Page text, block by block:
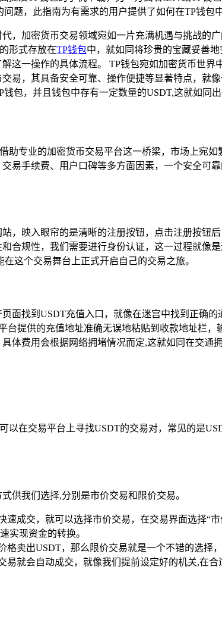
题，此指南为有需求的用户提供了如何在TP钱
，加密货币交易领域宛如一片充满机遇与挑战的
形式存放在TP钱包中，就如同将珍贵的宝藏妥善
这一操作的具体流程。 TP钱包宛如加密货币世
易，其具备安全可靠、操作便捷等显著特点，就
包，并且钱包中存有一定数量的USDT,这就如同
助专业的加密货币交易平台这一桥梁，市场上宛
易手续费、用户口碑等多方面因素，一个安全可
，映入眼帘的是清晰的注册按钮，点击注册按
合规性，我们需要进行身份认证，这一过程就
这个交易舞台上正式开启自己的交易之旅。
面找到USDT充值入口，就像在迷宫中找到正确
台提供的充值地址准确无误地粘贴到收款地址栏
具体费用会根据网络拥堵情况而定,这就如同在交通
以在交易平台上寻找USDT的交易对，常见的是
供我们选择,分别是市价交易和限价交易。
速成交，就可以选择市价交易，在交易界面选择“
实现资金的转换。
格卖出USDT，那么限价交易就是一个不错的选择
易就会自动成交，就像我们提前设定好的机关,在合